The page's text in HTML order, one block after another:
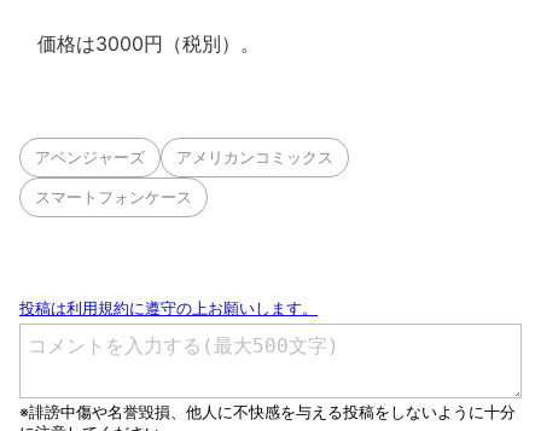
価格は3000円（税別）。
アベンジャーズ アメリカンコミックス
スマートフォンケース